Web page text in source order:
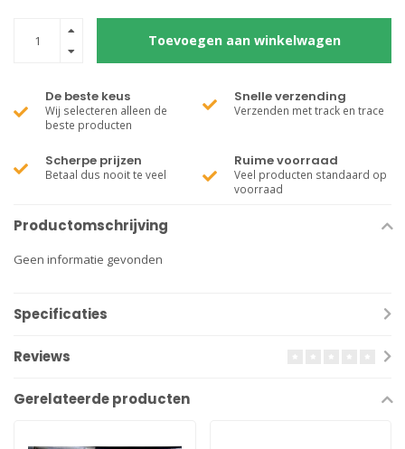
Toevoegen aan winkelwagen
De beste keus
Wij selecteren alleen de
beste producten
Snelle verzending
Verzenden met track en trace
Scherpe prijzen
Betaal dus nooit te veel
Ruime voorraad
Veel producten standaard op
voorraad
Productomschrijving
Geen informatie gevonden
Specificaties
Reviews
Gerelateerde producten